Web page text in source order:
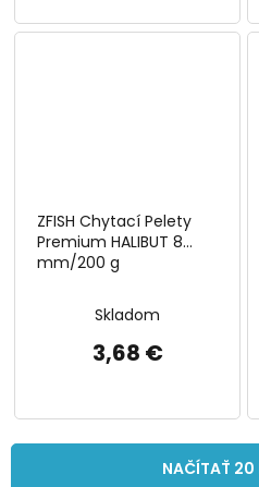
ZFISH Chytací Pelety
Premium HALIBUT 8
mm/200 g
Skladom
3,68 €
NAČÍTAŤ 20